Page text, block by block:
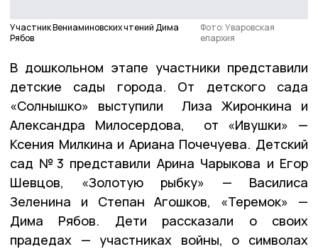
Участник Вениаминовских чтений Дима
Рябов
Фото: Уваровская
епархия
В дошкольном этапе участники представили
детские сады города. От детского сада
«Солнышко» выступили Лиза Жиронкина и
Александра Милосердова, от «Ивушки» —
Ксения Милкина и Ариана Почечуева. Детский
сад №3 представили Арина Чарыкова и Егор
Шевцов, «Золотую рыбку» — Василиса
Зеленина и Степан Агошков, «Теремок» —
Дима Рябов. Дети рассказали о своих
прадедах — участниках войны, о символах